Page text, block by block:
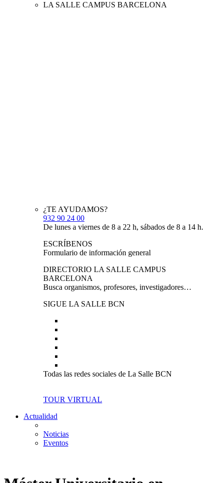
LA SALLE CAMPUS BARCELONA
¿TE AYUDAMOS?
932 90 24 00
De lunes a viernes de 8 a 22 h, sábados de 8 a 14 h.
ESCRÍBENOS
Formulario de información general
DIRECTORIO LA SALLE CAMPUS
BARCELONA
Busca organismos, profesores, investigadores…
SIGUE LA SALLE BCN
Todas las redes sociales de La Salle BCN
TOUR VIRTUAL
Actualidad
Noticias
Eventos